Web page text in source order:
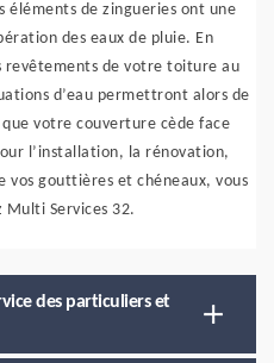
éléments de zingueries ont une
des eaux de pluie. En
revêtements de votre toiture au
d’eau permettront alors de
votre couverture cède face
l’installation, la rénovation,
vos gouttières et chéneaux, vous
Multi Services 32.
des particuliers et